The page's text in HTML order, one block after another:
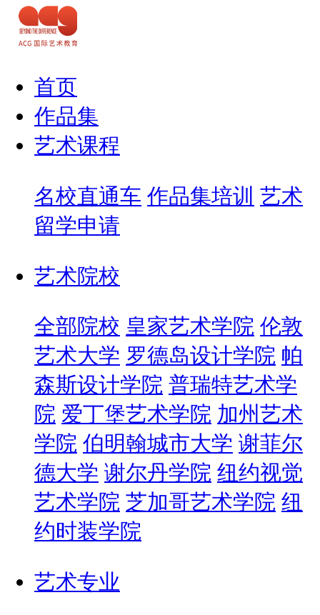
首页
作品集
艺术课程
名校直通车 作品集培训 艺术
留学申请
艺术院校
全部院校 皇家艺术学院 伦敦
艺术大学 罗德岛设计学院 帕
森斯设计学院 普瑞特艺术学
院 爱丁堡艺术学院 加州艺术
学院 伯明翰城市大学 谢菲尔
德大学 谢尔丹学院 纽约视觉
艺术学院 芝加哥艺术学院 纽
约时装学院
艺术专业